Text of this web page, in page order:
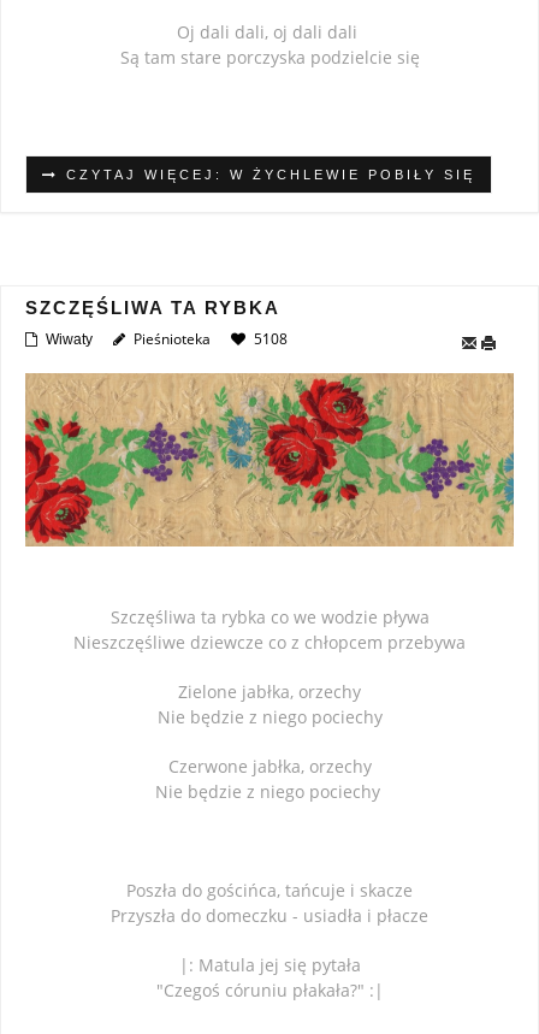
Oj dali dali, oj dali dali
Są tam stare porczyska podzielcie się
CZYTAJ WIĘCEJ: W ŻYCHLEWIE POBIŁY SIĘ
SZCZĘŚLIWA TA RYBKA
Wiwaty Pieśnioteka 5108
Szczęśliwa ta rybka co we wodzie pływa
Nieszczęśliwe dziewcze co z chłopcem przebywa
Zielone jabłka, orzechy
Nie będzie z niego pociechy
Czerwone jabłka, orzechy
Nie będzie z niego pociechy
Poszła do gościńca, tańcuje i skacze
Przyszła do domeczku - usiadła i płacze
|: Matula jej się pytała
"Czegoś córuniu płakała?" :|